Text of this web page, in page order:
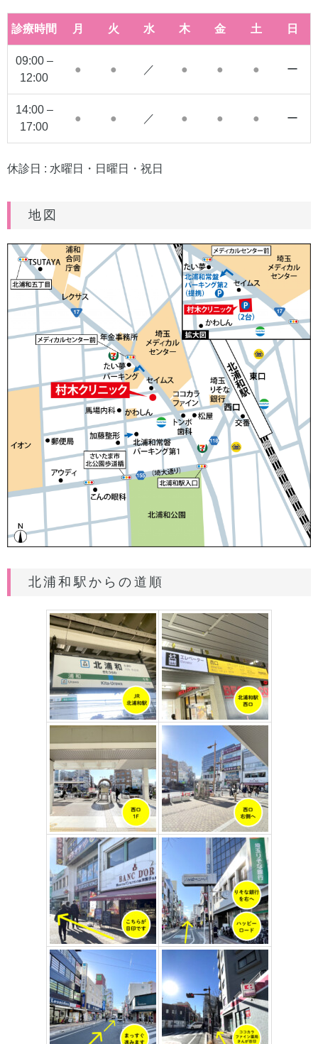
診療時間 月 火 水 木 金 土 日
09:00 –
12:00
● ● ／ ● ● ● ー
14:00 –
17:00
● ● ／ ● ● ● ー
休診日 : 水曜日・日曜日・祝日
地図
北浦和駅からの道順